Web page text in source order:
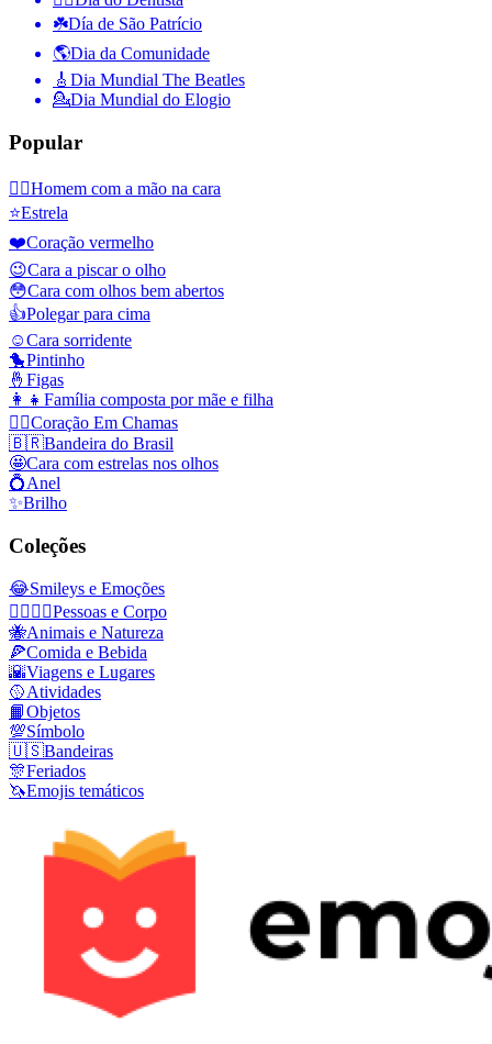
☘️Día de São Patrício
🌎Dia da Comunidade
🎸 Dia Mundial The Beatles
💁Dia Mundial do Elogio
Popular
🤦‍♂️Homem com a mão na cara
⭐Estrela
❤️Coração vermelho
😉Cara a piscar o olho
😳Cara com olhos bem abertos
👍Polegar para cima
☺️Cara sorridente
🐤Pintinho
🤞 Figas
👩‍👧 Família composta por mãe e filha
❤️‍🔥Coração Em Chamas
🇧🇷Bandeira do Brasil
🤩Cara com estrelas nos olhos
💍Anel
✨Brilho
Coleções
😂Smileys e Emoções
👩‍❤️‍💋‍👨Pessoas e Corpo
🐝Animais e Natureza
🍕Comida e Bebida
🌇Viagens e Lugares
🥎Atividades
📙Objetos
💯Símbolo
🇺🇸Bandeiras
🎊Feriados
🦄Emojis temáticos